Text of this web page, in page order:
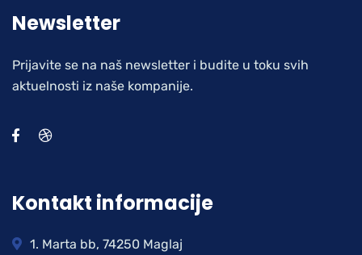
Newsletter
Prijavite se na naš newsletter i budite u toku svih
aktuelnosti iz naše kompanije.
Kontakt informacije
1. Marta bb, 74250 Maglaj